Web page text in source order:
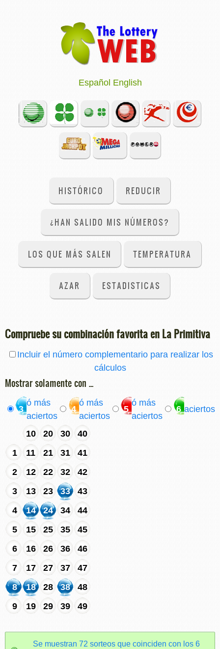
Español English
HISTÓRICO REDUCIR
¿HAN SALIDO MIS NÚMEROS?
LOS QUE MÁS SALEN TEMPERATURA
AZAR ESTADISTICAS
Compruebe su combinación favorita en La Primitiva
Incluir el número complementario para realizar los
cálculos
Mostrar solamente con ...
3
ó más
aciertos
4
ó más
aciertos
5
ó más
aciertos
6 aciertos
10 20 30
40
1
11 21 31
41
2
12 22 32
42
3
13 23 33
43
4
14 24 34
44
5
15 25 35
45
6
16 26 36
46
7
17 27 37
47
8
18 28 38
48
9
19 29 39 49
Se muestran 72 sorteos que coinciden con los 6